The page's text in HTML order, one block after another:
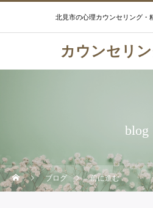
北見市の心理カウンセリング・
カウンセリ
blog
ブログ 前に進む